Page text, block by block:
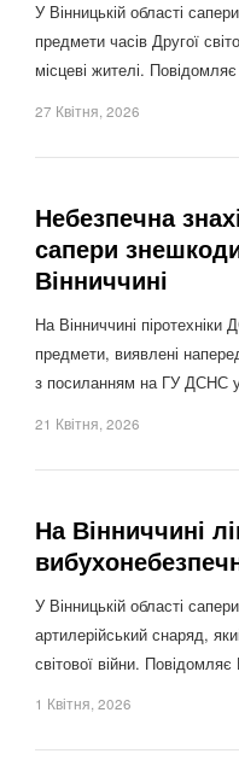
У Вінницькій області
предмети часів Другої
місцеві жителі.
27 Квітня, 2026
Небезпечна
сапери
Вінниччині
На Вінниччині
предмети, виявлені
з посиланням на ГУ ДСНС у
21 Квітня, 2026
На Вінниччині
У Вінницькій області
артилерійський снаряд,
світової війни.
1 Квітня, 2026